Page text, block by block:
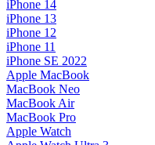
iPhone 14
iPhone 13
iPhone 12
iPhone 11
iPhone SE 2022
Apple MacBook
MacBook Neo
MacBook Air
MacBook Pro
Apple Watch